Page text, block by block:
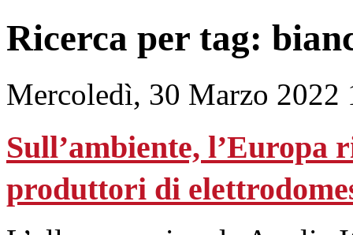
Ricerca per tag:
Mercoledì, 30 Marzo 2022
Sull’ambiente, l’Europa
produttori di